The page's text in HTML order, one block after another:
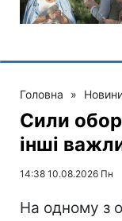
Головна »
Сили
інші
14:38 10.08.2026 Пн
На одному з